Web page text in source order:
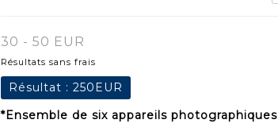
30 - 50 EUR
Résultats sans frais
Résultat : 250EUR
*Ensemble de six appareils